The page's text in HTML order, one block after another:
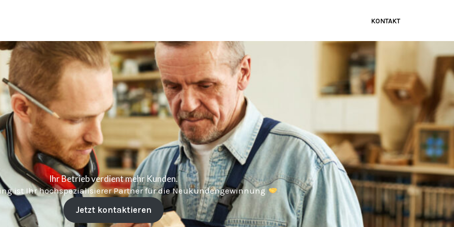
KONTAKT
Ihr Betrieb verdient mehr Kunden.
ist Ihr hochspezialisierer Partner für die Neukundengewinnung
Jetzt kontaktieren